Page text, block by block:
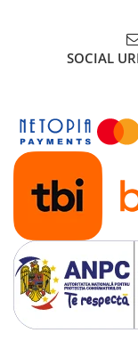
SOCIAL